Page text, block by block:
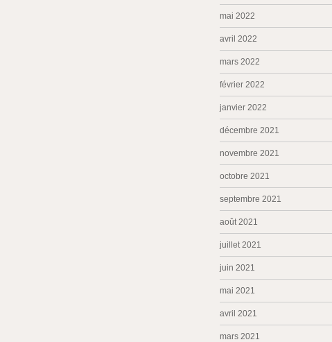
mai 2022
avril 2022
mars 2022
février 2022
janvier 2022
décembre 2021
novembre 2021
octobre 2021
septembre 2021
août 2021
juillet 2021
juin 2021
mai 2021
avril 2021
mars 2021